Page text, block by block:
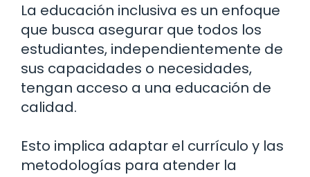
La educación inclusiva es un enfoque
que busca asegurar que todos los
estudiantes, independientemente de
sus capacidades o necesidades,
tengan acceso a una educación de
calidad.
Esto implica adaptar el currículo y las
metodologías para atender la